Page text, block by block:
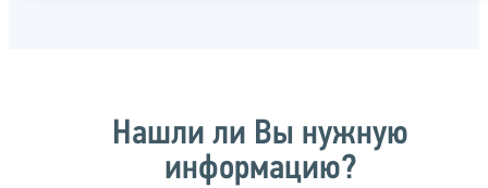
Нашли ли Вы нужную
информацию?